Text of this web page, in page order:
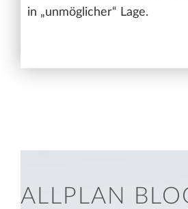
in „unmöglicher“ Lage.
ALLPLAN